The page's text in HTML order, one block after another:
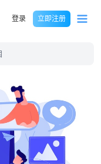
登录 立即注册